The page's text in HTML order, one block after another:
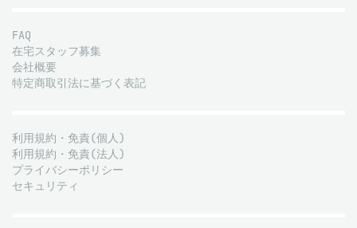
FAQ
在宅スタッフ募集
会社概要
特定商取引法に基づく表記
利用規約・免責(個人)
利用規約・免責(法人)
プライバシーポリシー
セキュリティ